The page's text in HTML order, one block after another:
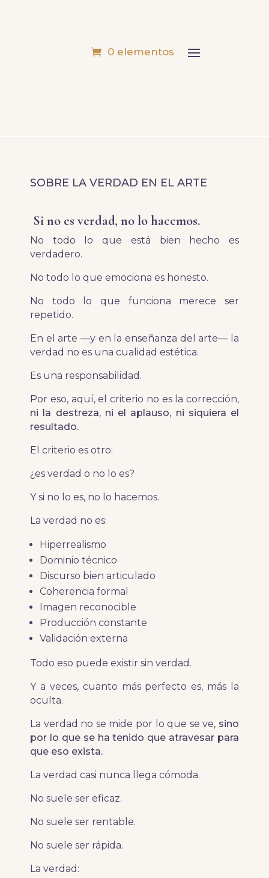
0 elementos
SOBRE LA VERDAD EN EL ARTE
Si no es verdad, no lo hacemos.
No todo lo que está bien hecho es
verdadero.
No todo lo que emociona es honesto.
No todo lo que funciona merece ser
repetido.
En el arte —y en la enseñanza del arte— la
verdad no es una cualidad estética.
Es una responsabilidad.
Por eso, aquí, el criterio no es la corrección,
ni la destreza, ni el aplauso, ni siquiera el
resultado.
El criterio es otro:
¿es verdad o no lo es?
Y si no lo es, no lo hacemos.
La verdad no es:
Hiperrealismo
Dominio técnico
Discurso bien articulado
Coherencia formal
Imagen reconocible
Producción constante
Validación externa
Todo eso puede existir sin verdad.
Y a veces, cuanto más perfecto es, más la
oculta.
La verdad no se mide por lo que se ve, sino
por lo que se ha tenido que atravesar para
que eso exista.
La verdad casi nunca llega cómoda.
No suele ser eficaz.
No suele ser rentable.
No suele ser rápida.
La verdad: